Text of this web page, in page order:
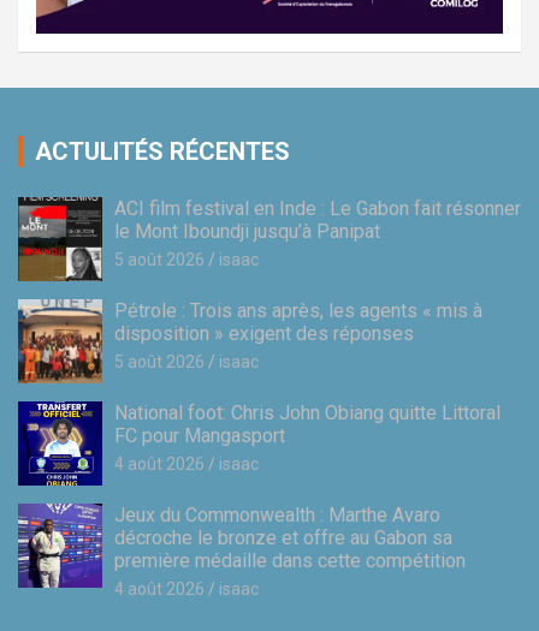
ACTULITÉS RÉCENTES
ACI film festival en Inde : Le Gabon fait résonner
le Mont Iboundji jusqu’à Panipat
5 août 2026 isaac
Pétrole : Trois ans après, les agents « mis à
disposition » exigent des réponses
5 août 2026 isaac
National foot: Chris John Obiang quitte Littoral
FC pour Mangasport
4 août 2026 isaac
Jeux du Commonwealth : Marthe Avaro
décroche le bronze et offre au Gabon sa
première médaille dans cette compétition
4 août 2026 isaac